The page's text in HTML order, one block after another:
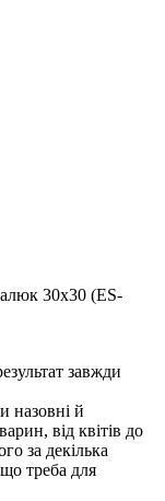
30х30 (ES-
завжди
назовні й
від квітів до
за декілька
треба для